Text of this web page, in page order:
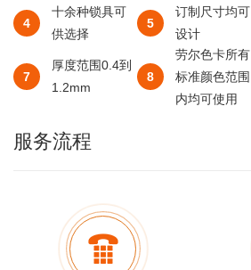
4
十余种锁具可
供选择
5
订制尺寸均可
设计
7
厚度范围0.4到
1.2mm
8
劳尔色卡所有
标准颜色范围
内均可使用
服务流程